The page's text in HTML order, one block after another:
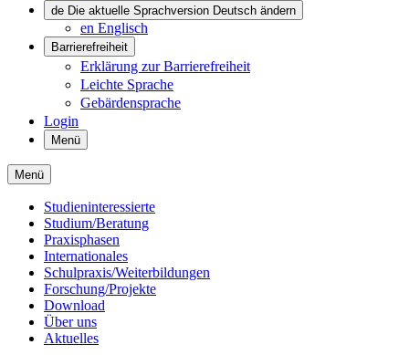
de Die aktuelle Sprachversion Deutsch ändern
en Englisch
Barrierefreiheit
Erklärung zur Barrierefreiheit
Leichte Sprache
Gebärdensprache
Login
Menü
Menü
Studieninteressierte
Studium/Beratung
Praxisphasen
Internationales
Schulpraxis/Weiterbildungen
Forschung/Projekte
Download
Über uns
Aktuelles